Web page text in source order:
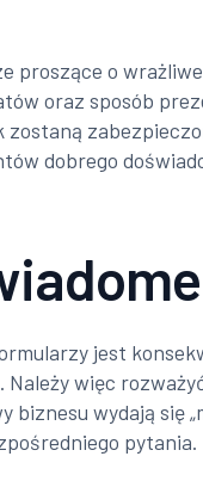
o
oraz sposób
dobrego
jest
więc
wydają się
pytania.